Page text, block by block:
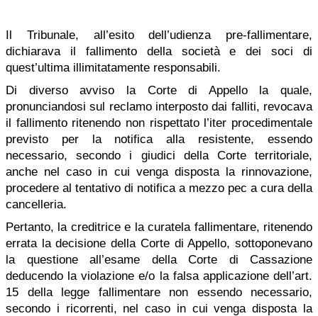
Il Tribunale, all’esito dell’udienza pre-fallimentare,
dichiarava il fallimento della società e dei soci di
quest’ultima illimitatamente responsabili.
Di diverso avviso la Corte di Appello la quale,
pronunciandosi sul reclamo interposto dai falliti, revocava
il fallimento ritenendo non rispettato l’iter procedimentale
previsto per la notifica alla resistente, essendo
necessario, secondo i giudici della Corte territoriale,
anche nel caso in cui venga disposta la rinnovazione,
procedere al tentativo di notifica a mezzo pec a cura della
cancelleria.
Pertanto, la creditrice e la curatela fallimentare, ritenendo
errata la decisione della Corte di Appello, sottoponevano
la questione all’esame della Corte di Cassazione
deducendo la violazione e/o la falsa applicazione dell’art.
15 della legge fallimentare non essendo necessario,
secondo i ricorrenti, nel caso in cui venga disposta la